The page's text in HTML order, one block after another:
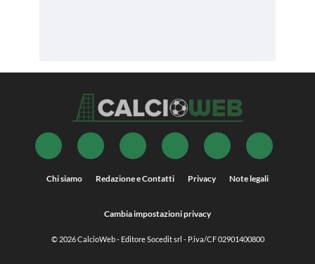
Chi siamo Redazione e Contatti Privacy Note legali
Cambia impostazioni privacy
© 2026CalcioWeb- Editore Socedit srl - P.iva/CF 02901400800